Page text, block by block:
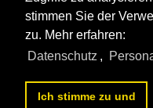
stimmen Sie der
zu. Mehr erfahren:
Datenschutz ,
Ich stimme zu und